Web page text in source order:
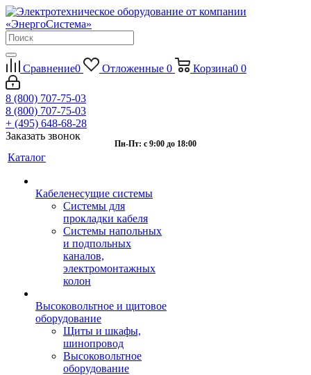
Сравнение0 Отложенные 0 Корзина0 0
8 (800) 707-75-03
8 (800) 707-75-03
+ (495) 648-68-28
Заказать звонок
Пн-Пт: с 9:00 до 18:00
Каталог
Кабеленесущие системы
Системы для
прокладки кабеля
Системы напольных
и подпольных
каналов,
электромонтажных
колон
Высоковольтное и щитовое
оборудование
Щиты и шкафы,
шинопровод
Высоковольтное
оборудование